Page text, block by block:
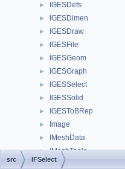
► IGESDefs
► IGESDimen
► IGESDraw
► IGESFile
► IGESGeom
► IGESGraph
► IGESSelect
► IGESSolid
► IGESToBRep
► Image
► IMeshData
► IMeshTools
► IntAna
src IFSelect